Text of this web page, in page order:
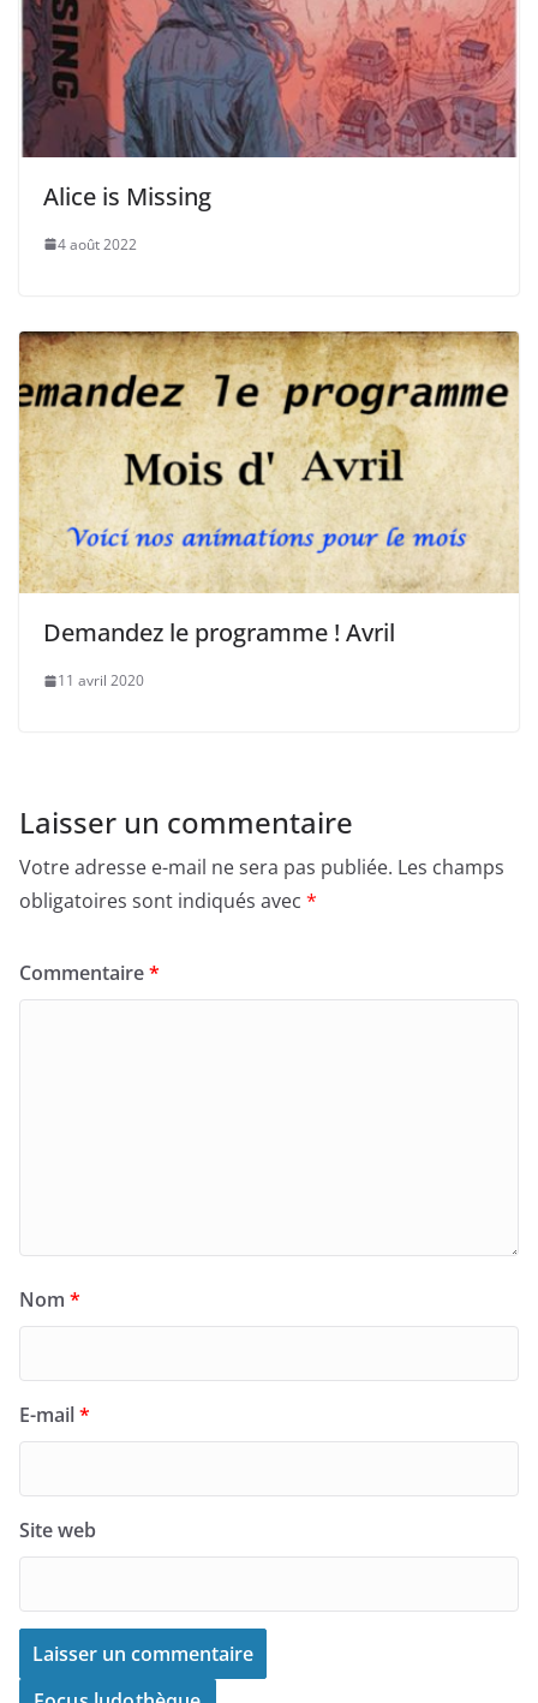
Alice is Missing
4 août 2022
Demandez le programme ! Avril
11 avril 2020
Laisser un commentaire
Votre adresse e-mail ne sera pas publiée. Les champs
obligatoires sont indiqués avec *
Commentaire*
Nom *
E-mail*
Site web